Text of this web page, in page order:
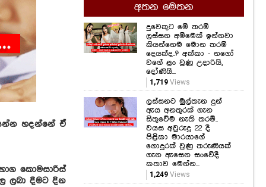
හදන්නේ ඒ
කොමසාරිස්
ලබා දීමට දින
අතන මෙතන
දුවෙකුට මේ තරම්
ලස්සන අම්මෙක් ඉන්නවා
කියන්නෙම මොන තරම්
දෙයක්ද..? අක්කා - නගෝ
වගේ ළං වුණු උදාරියි,
දෝණියි...
1,719 Views
ලස්සනට මුල්තැන දුන්
ඇය අනතුරක් ගැන
සිතුවේම නැති තරම්..
වයස අවුරුදු 22 දී
පිළිකා මාරයාගේ
ගොදුරක් වුණු තරුණියක්
ගැන ඇසෙන සංවේදී
කතාව මෙන්න...
1,249 Views